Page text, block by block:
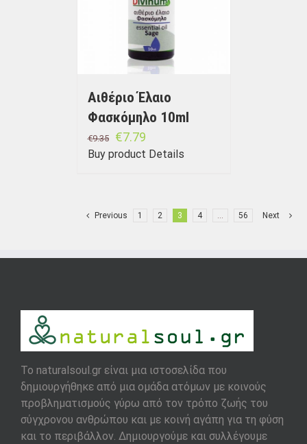
Αιθέριο Έλαιο
Φασκόμηλο 10ml
€9.35 €7.79
Buy product Details
Previous 1 2 3 4 … 56 Next
To naturalsoul.gr είναι μια ιστοσελίδα που
δημιουργήθηκε από μια ομάδα ατόμων με κοινούς
προβληματισμούς γύρω από τον τρόπο ζωής του
σύγχρονου ανθρώπου και με κοινή αγάπη για τη φύση
και το περιβάλλον. Δημιουργούμε και συλλέγουμε